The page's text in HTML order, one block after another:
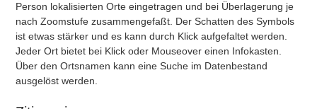
Person lokalisierten Orte eingetragen und bei Überlagerung je
nach Zoomstufe zusammengefaßt. Der Schatten des Symbols
ist etwas stärker und es kann durch Klick aufgefaltet werden.
Jeder Ort bietet bei Klick oder Mouseover einen Infokasten.
Über den Ortsnamen kann eine Suche im Datenbestand
ausgelöst werden.